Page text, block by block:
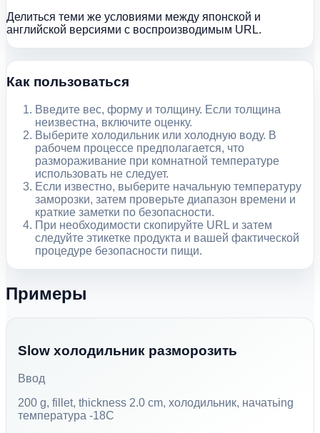
Делиться теми же условиями между японской и
английской версиями с воспроизводимым URL.
Как пользоваться
Введите вес, форму и толщину. Если толщина
неизвестна, включите оценку.
Выберите холодильник или холодную воду. В
рабочем процессе предполагается, что
размораживание при комнатной температуре
использовать не следует.
Если известно, выберите начальную температуру
заморозки, затем проверьте диапазон времени и
краткие заметки по безопасности.
При необходимости скопируйте URL и затем
следуйте этикетке продукта и вашей фактической
процедуре безопасности пищи.
Примеры
Slow холодильник разморозить
Ввод
200 g, fillet, thickness 2.0 cm, холодильник, начатьing
температура -18C